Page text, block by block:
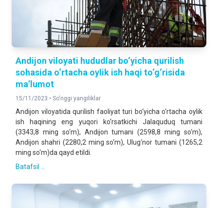
Andijon viloyati hududlar bo‘yicha qurilish
sohasida o‘rtacha oylik ish haqi to‘g‘risida
ma’lumot
15/11/2023 • So'nggi yangiliklar
Andijon viloyatida qurilish faoliyat turi bo‘yicha o‘rtacha oylik
ish haqining eng yuqori ko‘rsatkichi Jalaquduq tumani
(3343,8 ming so‘m), Andijon tumani (2598,8 ming so‘m),
Andijon shahri (2280,2 ming so‘m), Ulug‘nor tumani (1265,2
ming so‘m)da qayd etildi.
Batafsil ...